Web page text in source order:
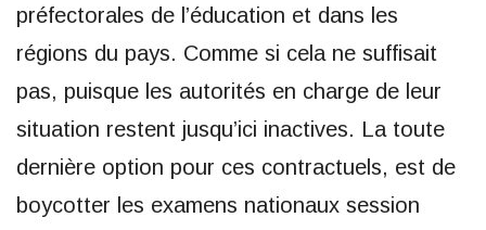
préfectorales de l’éducation et dans les
régions du pays. Comme si cela ne suffisait
pas, puisque les autorités en charge de leur
situation restent jusqu’ici inactives. La toute
dernière option pour ces contractuels, est de
boycotter les examens nationaux session